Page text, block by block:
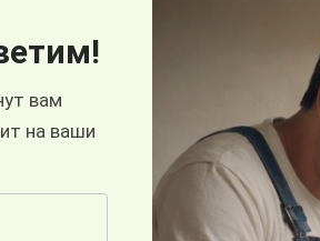
вам
на ваши